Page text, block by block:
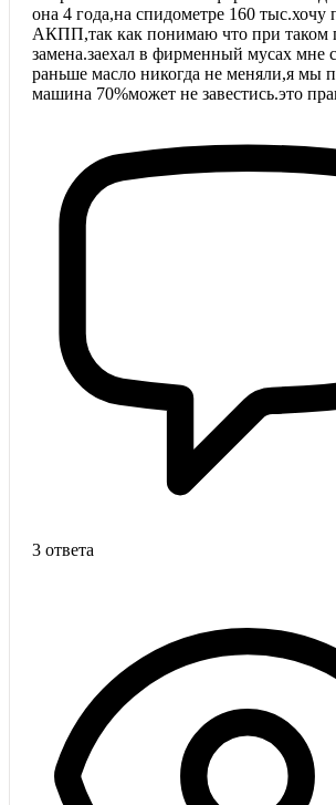
она 4 года,на спидометре 160 тыс.хочу
АКПП,так как понимаю что при таком
замена.заехал в фирменный мусах мне
раньше масло никогда не меняли,я мы
машина 70%может не завестись.это
3 ответа